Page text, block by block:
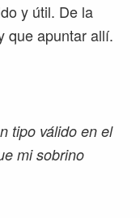
y útil. De la
que apuntar allí.
tipo válido en el
mi sobrino